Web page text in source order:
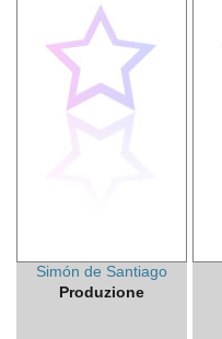
Simón de Santiago
Produzione